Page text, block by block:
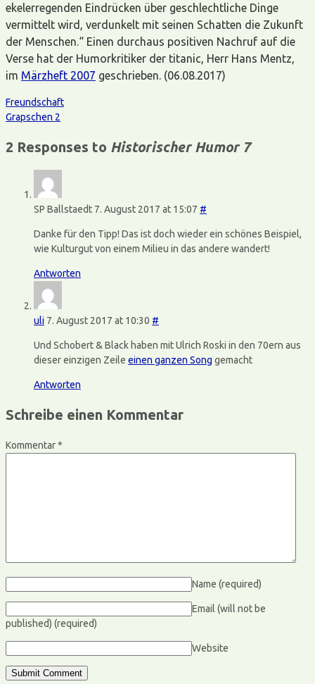
ekelerregenden Eindrücken über geschlechtliche Dinge
vermittelt wird, verdunkelt mit seinen Schatten die Zukunft
der Menschen.“ Einen durchaus positiven Nachruf auf die
Verse hat der Humorkritiker der titanic, Herr Hans Mentz,
im Märzheft 2007 geschrieben. (06.08.2017)
Freundschaft
Grapschen 2
2 Responses to Historischer Humor 7
SP Ballstaedt 7. August 2017 at 15:07 #
Danke für den Tipp! Das ist doch wieder ein schönes Beispiel,
wie Kulturgut von einem Milieu in das andere wandert!
Antworten
uli 7. August 2017 at 10:30 #
Und Schobert & Black haben mit Ulrich Roski in den 70ern aus
dieser einzigen Zeile einen ganzen Song gemacht
Antworten
Schreibe einen Kommentar
Kommentar*
Name (required)
Email (will not be
published) (required)
Website